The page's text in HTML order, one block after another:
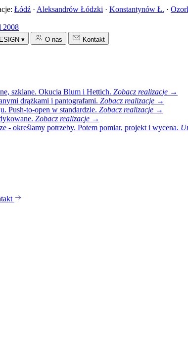
Łódź · Aleksandrów Łódzki · Konstantynów Ł. ·
2008
▾ O nas Kontakt
szklane. Okucia Blum i Hettich. Zobacz realizacje →
drążkami i pantografami. Zobacz realizacje →
Push-to-open w standardzie. Zobacz realizacje →
Zobacz realizacje →
- określamy potrzeby. Potem pomiar, projekt i wycena.